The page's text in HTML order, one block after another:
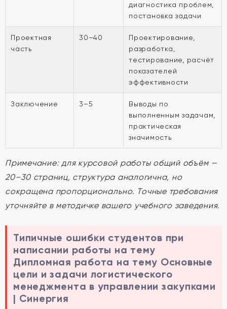
диагностика проблем,
постановка задачи
Проектная
часть
30–40
Проектирование,
разработка,
тестирование, расчёт
показателей
эффективности
Заключение 3–5
Выводы по
выполненным задачам,
практическая
значимость
Примечание: для курсовой работы общий объём —
20–30 страниц, структура аналогична, но
сокращена пропорционально. Точные требования
уточняйте в методичке вашего учебного заведения.
Типичные ошибки студентов при
написании работы на тему
Дипломная работа на тему Основные
цели и задачи логистического
менеджмента в управлении закупками
| Синергия